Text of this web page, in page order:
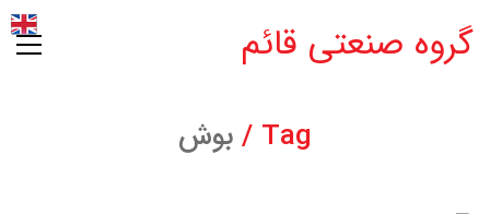
گروه صنعتی قائم
Tag / بوش